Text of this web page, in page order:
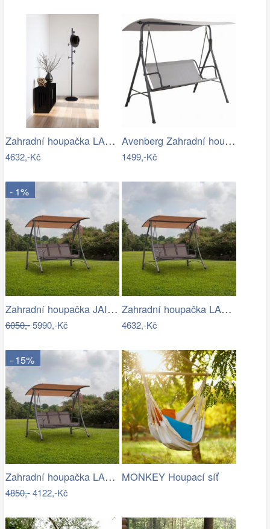
Zahradní houpačka LAMIA Tempo Kondela
4632,-Kč
Avenberg Zahradní houpačka Feline
1499,-Kč
- 1%
Zahradní houpačka JAIRA Tempo Kondela
6050,-5990,-Kč
Zahradní houpačka LAMIA Tempo Kondela
4632,-Kč
- 15%
Zahradní houpačka LAMIA Tempo Kondela
4850,-4122,-Kč
MONKEY Houpací síť